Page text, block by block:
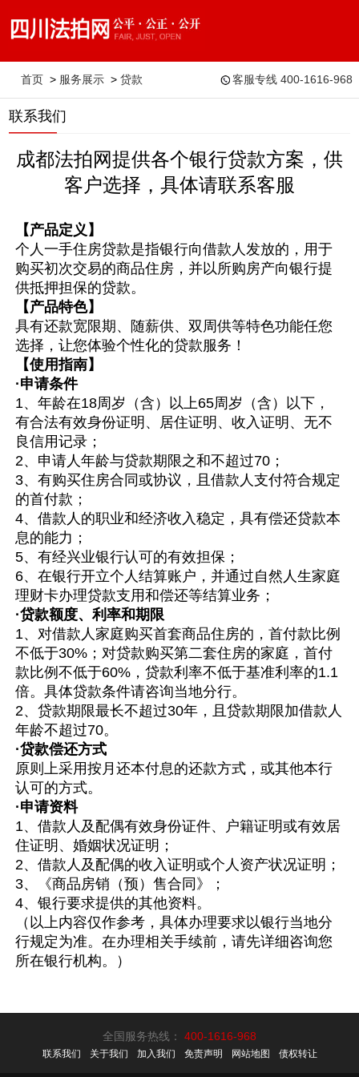
首页 > 服务展示 > 贷款
服务
客服专线 400-1616-968
联系我们
成都法拍网提供各个银行贷款方案，供
客户选择，具体请联系客服
【产品定义】
个人一手住房贷款是指银行向借款人发放的，用于
购买初次交易的商品住房，并以所购房产向银行提
供抵押担保的贷款。
【产品特色】
具有还款宽限期、随薪供、双周供等特色功能任您
选择，让您体验个性化的贷款服务！
【使用指南】
·申请条件
1、年龄在18周岁（含）以上65周岁（含）以下，
有合法有效身份证明、居住证明、收入证明、无不
良信用记录；
2、申请人年龄与贷款期限之和不超过70；
3、有购买住房合同或协议，且借款人支付符合规定
的首付款；
4、借款人的职业和经济收入稳定，具有偿还贷款本
息的能力；
5、有经兴业银行认可的有效担保；
6、在银行开立个人结算账户，并通过自然人生家庭
理财卡办理贷款支用和偿还等结算业务；
·贷款额度、利率和期限
1、对借款人家庭购买首套商品住房的，首付款比例
不低于30%；对贷款购买第二套住房的家庭，首付
款比例不低于60%，贷款利率不低于基准利率的1.1
倍。具体贷款条件请咨询当地分行。
2、贷款期限最长不超过30年，且贷款期限加借款人
年龄不超过70。
·贷款偿还方式
原则上采用按月还本付息的还款方式，或其他本行
认可的方式。
·申请资料
1、借款人及配偶有效身份证件、户籍证明或有效居
住证明、婚姻状况证明；
2、借款人及配偶的收入证明或个人资产状况证明；
3、《商品房销（预）售合同》；
4、银行要求提供的其他资料。
（以上内容仅作参考，具体办理要求以银行当地分
行规定为准。在办理相关手续前，请先详细咨询您
所在银行机构。）
全国服务热线： 400-1616-968
联系我们 关于我们 加入我们 免责声明 网站地图 债权转让